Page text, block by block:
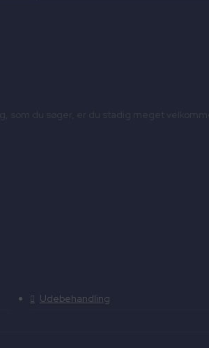
du søger, er du stadig meget
Udebehandling